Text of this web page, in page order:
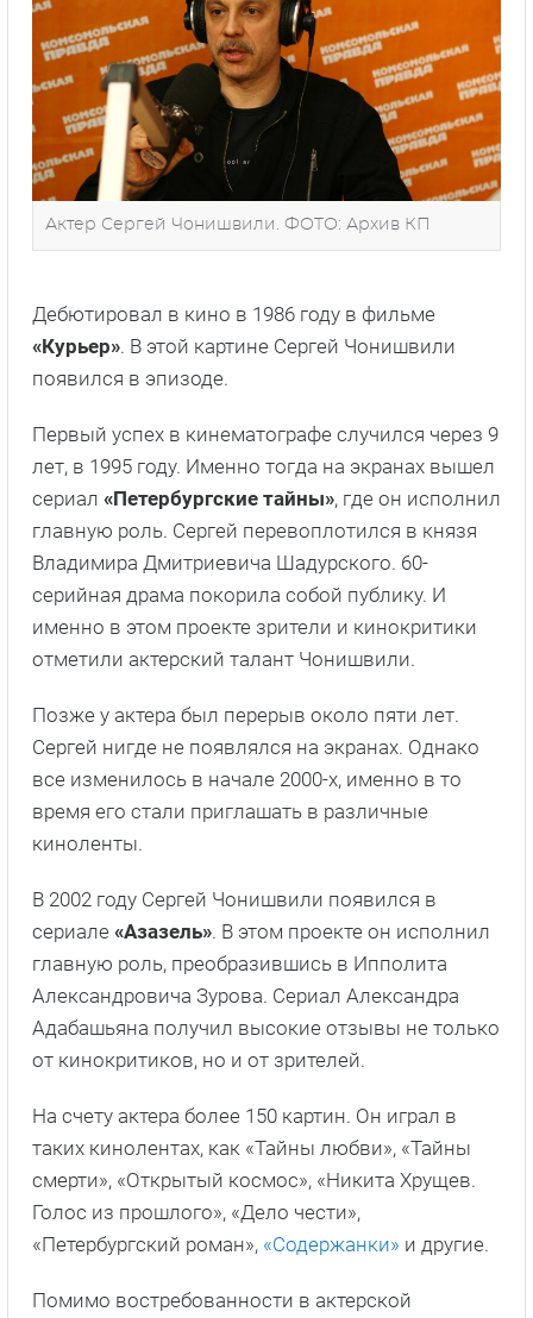
Актер Сергей Чонишвили. ФОТО: Архив КП
Дебютировал в кино в 1986 году в фильме
«Курьер». В этой картине Сергей Чонишвили
появился в эпизоде.
Первый успех в кинематографе случился через 9
лет, в 1995 году. Именно тогда на экранах вышел
сериал «Петербургские тайны», где он исполнил
главную роль. Сергей перевоплотился в князя
Владимира Дмитриевича Шадурского. 60-
серийная драма покорила собой публику. И
именно в этом проекте зрители и кинокритики
отметили актерский талант Чонишвили.
Позже у актера был перерыв около пяти лет.
Сергей нигде не появлялся на экранах. Однако
все изменилось в начале 2000-х, именно в то
время его стали приглашать в различные
киноленты.
В 2002 году Сергей Чонишвили появился в
сериале «Азазель». В этом проекте он исполнил
главную роль, преобразившись в Ипполита
Александровича Зурова. Сериал Александра
Адабашьяна получил высокие отзывы не только
от кинокритиков, но и от зрителей.
На счету актера более 150 картин. Он играл в
таких кинолентах, как «Тайны любви», «Тайны
смерти», «Открытый космос», «Никита Хрущев.
Голос из прошлого», «Дело чести»,
«Петербургский роман», «Содержанки» и другие.
Помимо востребованности в актерской